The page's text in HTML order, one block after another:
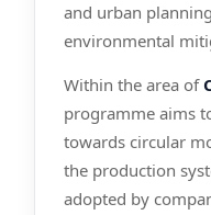
and urban
environmental
Within the area of
programme aims
towards circular
the production
adopted by